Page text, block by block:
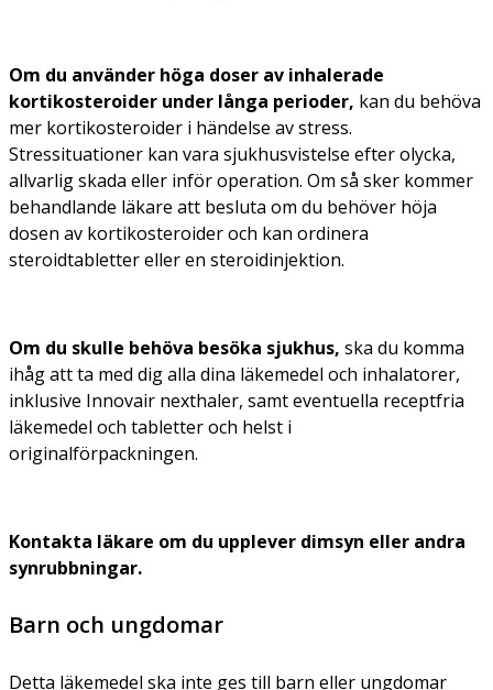
Om du använder höga doser av inhalerade
kortikosteroider under långa perioder, kan du behöva
mer kortikosteroider i händelse av stress.
Stressituationer kan vara sjukhusvistelse efter olycka,
allvarlig skada eller inför operation. Om så sker kommer
behandlande läkare att besluta om du behöver höja
dosen av kortikosteroider och kan ordinera
steroidtabletter eller en steroidinjektion.
Om du skulle behöva besöka sjukhus, ska du komma
ihåg att ta med dig alla dina läkemedel och inhalatorer,
inklusive Innovair nexthaler, samt eventuella receptfria
läkemedel och tabletter och helst i
originalförpackningen.
Kontakta läkare om du upplever dimsyn eller andra
synrubbningar.
Barn och ungdomar
Detta läkemedel ska inte ges till barn eller ungdomar